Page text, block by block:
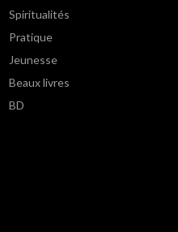
Spiritualités
Pratique
Jeunesse
Beaux livres
BD